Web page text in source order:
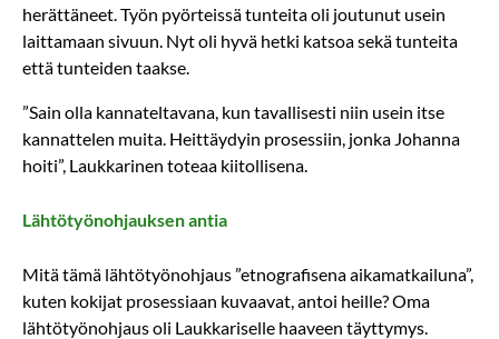
herättäneet. Työn pyörteissä tunteita oli joutunut usein
laittamaan sivuun. Nyt oli hyvä hetki katsoa sekä tunteita
että tunteiden taakse.
”Sain olla kannateltavana, kun tavallisesti niin usein itse
kannattelen muita. Heittäydyin prosessiin, jonka Johanna
hoiti”, Laukkarinen toteaa kiitollisena.
Lähtötyönohjauksen antia
Mitä tämä lähtötyönohjaus ”etnografisena aikamatkailuna”,
kuten kokijat prosessiaan kuvaavat, antoi heille? Oma
lähtötyönohjaus oli Laukkariselle haaveen täyttymys.